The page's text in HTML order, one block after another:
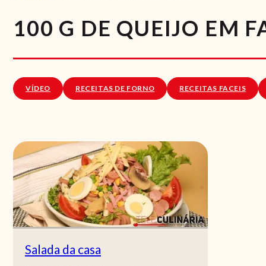
100 G DE QUEIJO EM
VÍDEO RECEITAS DE FORNO RECEITAS FACEIS
Salada da casa